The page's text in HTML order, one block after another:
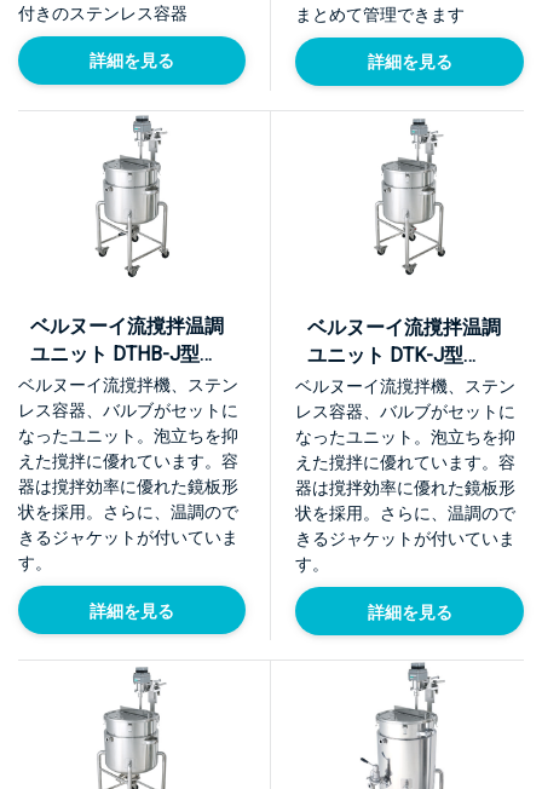
付きのステンレス容器
詳細を見る
まとめて管理できます
詳細を見る
ベルヌーイ流撹拌温調
ユニット DTHB-J型
【KU-DTHB-J】
ベルヌーイ流撹拌機、ステン
レス容器、バルブがセットに
なったユニット。泡立ちを抑
えた撹拌に優れています。容
器は撹拌効率に優れた鏡板形
状を採用。さらに、温調ので
きるジャケットが付いていま
す。
詳細を見る
ベルヌーイ流撹拌温調
ユニット DTK-J型
【KU-DTK-J】
ベルヌーイ流撹拌機、ステン
レス容器、バルブがセットに
なったユニット。泡立ちを抑
えた撹拌に優れています。容
器は撹拌効率に優れた鏡板形
状を採用。さらに、温調ので
きるジャケットが付いていま
す。
詳細を見る